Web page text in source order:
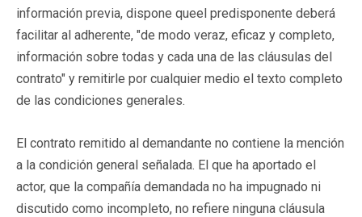
información previa, dispone queel predisponente deberá
facilitar al adherente, "de modo veraz, eficaz y completo,
información sobre todas y cada una de las cláusulas del
contrato" y remitirle por cualquier medio el texto completo
de las condiciones generales.
El contrato remitido al demandante no contiene la mención
a la condición general señalada. El que ha aportado el
actor, que la compañía demandada no ha impugnado ni
discutido como incompleto, no refiere ninguna cláusula